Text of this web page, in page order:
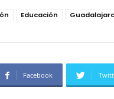
Educación
Facebook